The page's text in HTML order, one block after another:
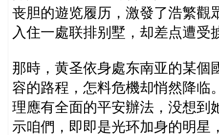
丧胆的遊览履历，激發了浩繁觀
入住一處联排别墅，却差点遭受
那時，黄圣依身處东南亚的某個
容的路程，怎料危機却悄然降临
理應有全面的平安辦法，没想到
示咱們，即即是光环加身的明星